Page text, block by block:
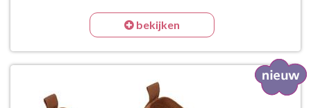
bekijken